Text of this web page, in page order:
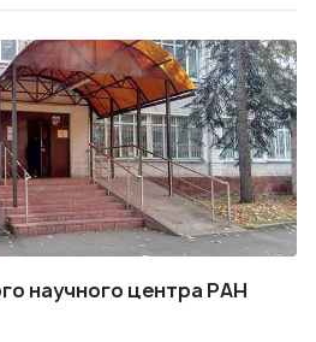
научного центра РАН